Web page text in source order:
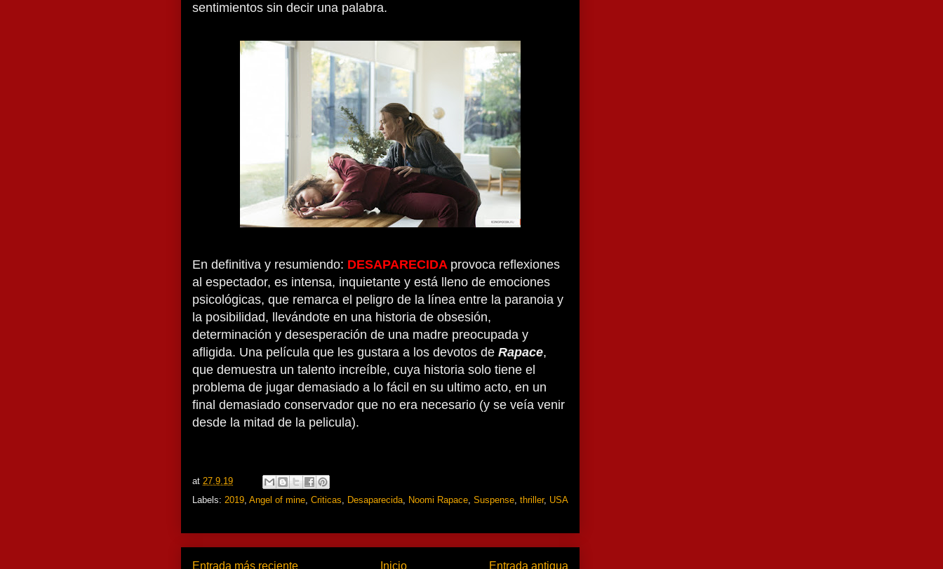
sentimientos sin decir una palabra.
En definitiva y resumiendo: DESAPARECIDA provoca reflexiones
al espectador, es intensa, inquietante y está lleno de emociones
psicológicas, que remarca el peligro de la línea entre la paranoia y
la posibilidad, llevándote en una historia de obsesión,
determinación y desesperación de una madre preocupada y
afligida. Una película que les gustara a los devotos de Rapace,
que demuestra un talento increíble, cuya historia solo tiene el
problema de jugar demasiado a lo fácil en su ultimo acto, en un
final demasiado conservador que no era necesario (y se veía venir
desde la mitad de la pelicula).
at 27.9.19
Labels: 2019, Angel of mine, Criticas, Desaparecida, Noomi Rapace, Suspense, thriller, USA
Entrada más reciente Entrada antigua
Inicio